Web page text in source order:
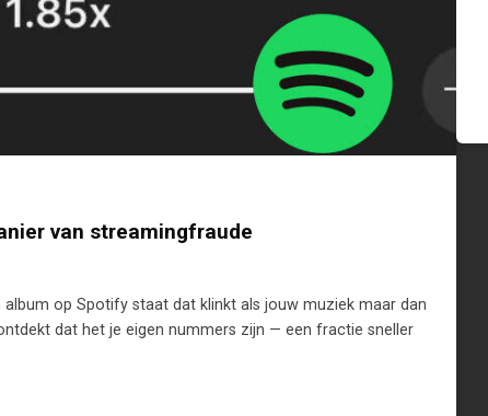
van streamingfraude
op Spotify staat dat klinkt als jouw muziek maar dan
dat het je eigen nummers zijn — een fractie sneller